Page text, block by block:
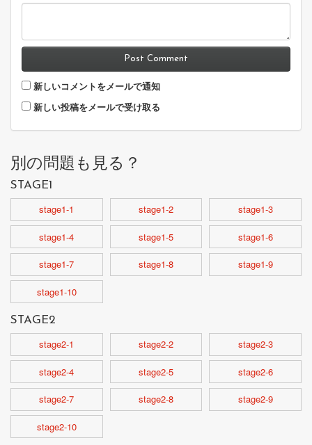
Post Comment
新しいコメントをメールで通知
新しい投稿をメールで受け取る
別の問題も見る？
STAGE1
stage1-1 stage1-2 stage1-3
stage1-4 stage1-5 stage1-6
stage1-7 stage1-8 stage1-9
stage1-10
STAGE2
stage2-1 stage2-2 stage2-3
stage2-4 stage2-5 stage2-6
stage2-7 stage2-8 stage2-9
stage2-10